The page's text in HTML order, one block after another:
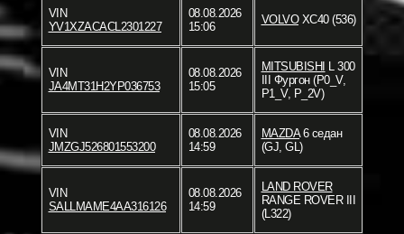
VIN
YV1XZACACL2301227
08.08.2026
15:06
VOLVOXC40 (536)
VIN
JA4MT31H2YP036753
08.08.2026
15:05
MITSUBISHI L 300
III Фургон (P0_V,
P1_V, P_2V)
VIN
JMZGJ526801553200
08.08.2026
14:59
MAZDA6 седан
(GJ, GL)
VIN
SALLMAME4AA316126
08.08.2026
14:59
LAND ROVER
RANGE ROVER III
(L322)